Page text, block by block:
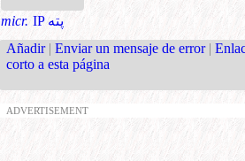
micr.
IP پته
Añadir | Enviar un mensaje de error |
corto a esta página
ADVERTISEMENT